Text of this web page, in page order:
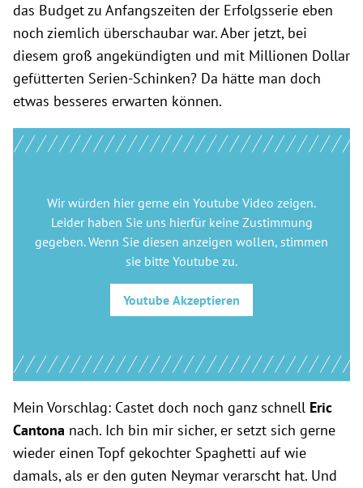
das Budget zu Anfangszeiten der Erfolgsserie eben
noch ziemlich überschaubar war. Aber jetzt, bei
diesem groß angekündigten und mit Millionen Dollar
gefütterten Serien-Schinken? Da hätte man doch
etwas besseres erwarten können.
Wir würden hier gerne ein Youtube Video zeigen.
Leider haben Sie uns hierfür keine Zustimmung
gegeben. Wenn Sie diesen anzeigen wollen, stimmen
sie bitte Youtube zu.
Youtube Akzeptieren
Mein Vorschlag: Castet doch noch ganz schnell Eric
Cantona nach. Ich bin mir sicher, er setzt sich gerne
wieder einen Topf gekochter Spaghetti auf wie
damals, als er den guten Neymar verarscht hat. Und